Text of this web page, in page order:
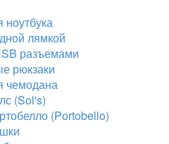
ноутбука
лямкой
разъемами
рюкзаки
чемодана
(Sol's)
(Portobello)